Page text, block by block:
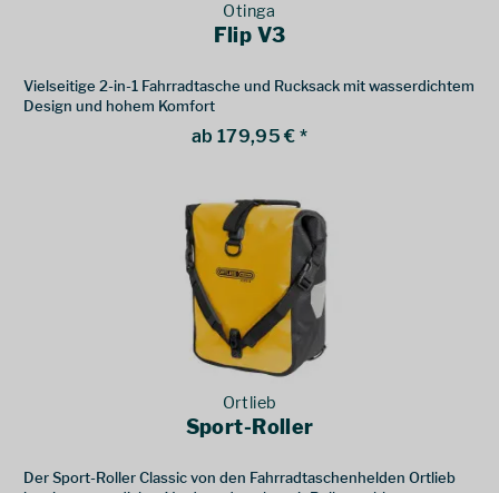
Otinga
Flip V3
Vielseitige 2-in-1 Fahrradtasche und Rucksack mit wasserdichtem
Design und hohem Komfort
ab 179,95 € *
Ortlieb
Sport-Roller
Der Sport-Roller Classic von den Fahrradtaschenhelden Ortlieb